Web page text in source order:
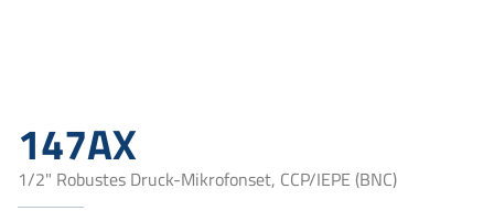
147AX
1/2" Robustes Druck-Mikrofonset, CCP/IEPE (BNC)